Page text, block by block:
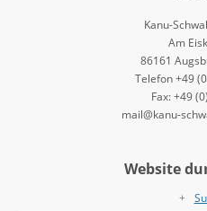
Kanu-
Am
86161
Telefon +49
Fax: +49
mail@kanu-
Website